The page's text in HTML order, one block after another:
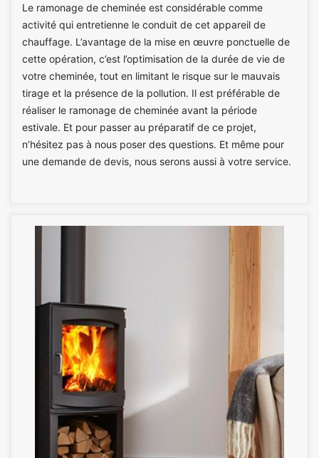
Le ramonage de cheminée est considérable comme
activité qui entretienne le conduit de cet appareil de
chauffage. L’avantage de la mise en œuvre ponctuelle de
cette opération, c’est l’optimisation de la durée de vie de
votre cheminée, tout en limitant le risque sur le mauvais
tirage et la présence de la pollution. Il est préférable de
réaliser le ramonage de cheminée avant la période
estivale. Et pour passer au préparatif de ce projet,
n’hésitez pas à nous poser des questions. Et même pour
une demande de devis, nous serons aussi à votre service.